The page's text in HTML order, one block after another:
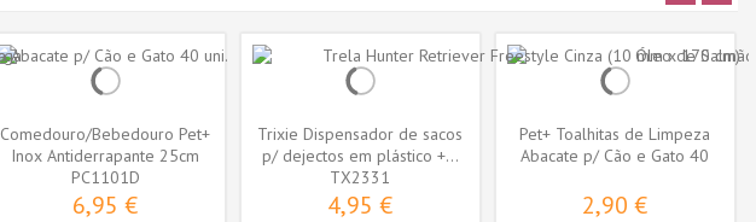
Comedouro/Bebedouro Pet+
Inox Antiderrapante 25cm
(946ml)
PC1101D
6,95 €
Trixie Dispensador de sacos
p/ dejectos em plástico +...
TX2331
4,95 €
Pet+ Toalhitas de Limpeza
Abacate p/ Cão e Gato 40
2,90 €